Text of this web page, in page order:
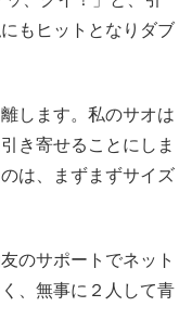
もヒットとなりダブ
します。私のサオは
き寄せることにしま
は、まずまずサイズ
のサポートでネット
、無事に２人して青